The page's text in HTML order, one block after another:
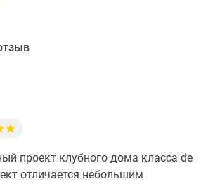
проект клубного дома класса de
отличается небольшим